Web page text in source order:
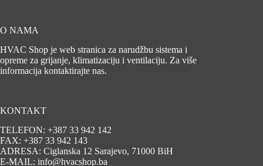
O NAMA
HVAC Shop je web stranica za narudžbu sistema i
opreme za grijanje, klimatizaciju i ventilaciju. Za više
informacija kontaktirajte nas.
KONTAKT
TELEFON: +387 33 942 142
FAX: +387 33 942 143
ADRESA: Ciglanska 12 Sarajevo, 71000 BiH
E-MAIL: info@hvacshop.ba